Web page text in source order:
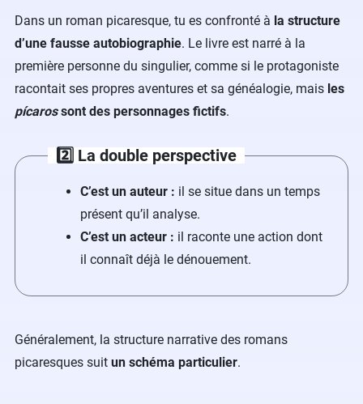
Dans un roman picaresque, tu es confronté à la structure
d’une fausse autobiographie. Le livre est narré à la
première personne du singulier, comme si le protagoniste
racontait ses propres aventures et sa généalogie, mais les
pícarossont des personnages fictifs.
2️⃣ La double perspective
C’est un auteur : il se situe dans un temps
présent qu’il analyse.
C’est un acteur : il raconte une action dont
il connaît déjà le dénouement.
Généralement, la structure narrative des romans
picaresques suit un schéma particulier.